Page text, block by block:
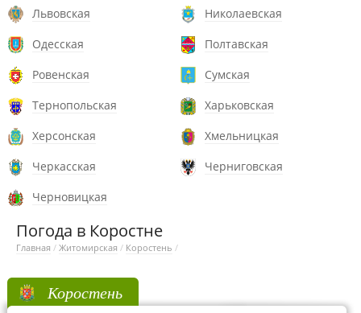
Львовская
Николаевская
Одесская
Полтавская
Ровенская
Сумская
Тернопольская
Харьковская
Херсонская
Хмельницкая
Черкасская
Черниговская
Черновицкая
Погода в Коростне
Главная / Житомирская / Коростень /
Коростень